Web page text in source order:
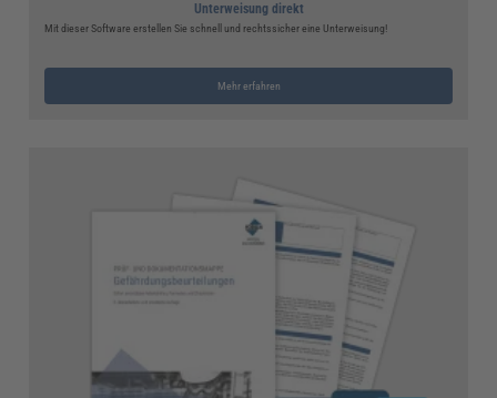
Unterweisung direkt
Mit dieser Software erstellen Sie schnell und rechtssicher eine Unterweisung!
Mehr erfahren